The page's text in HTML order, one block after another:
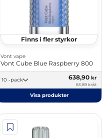
Finns i fler styrkor
Vont vape
Vont Cube Blue Raspberry 800
10 -pack 638,90 kr
63,89 kr/st
Visa produkter